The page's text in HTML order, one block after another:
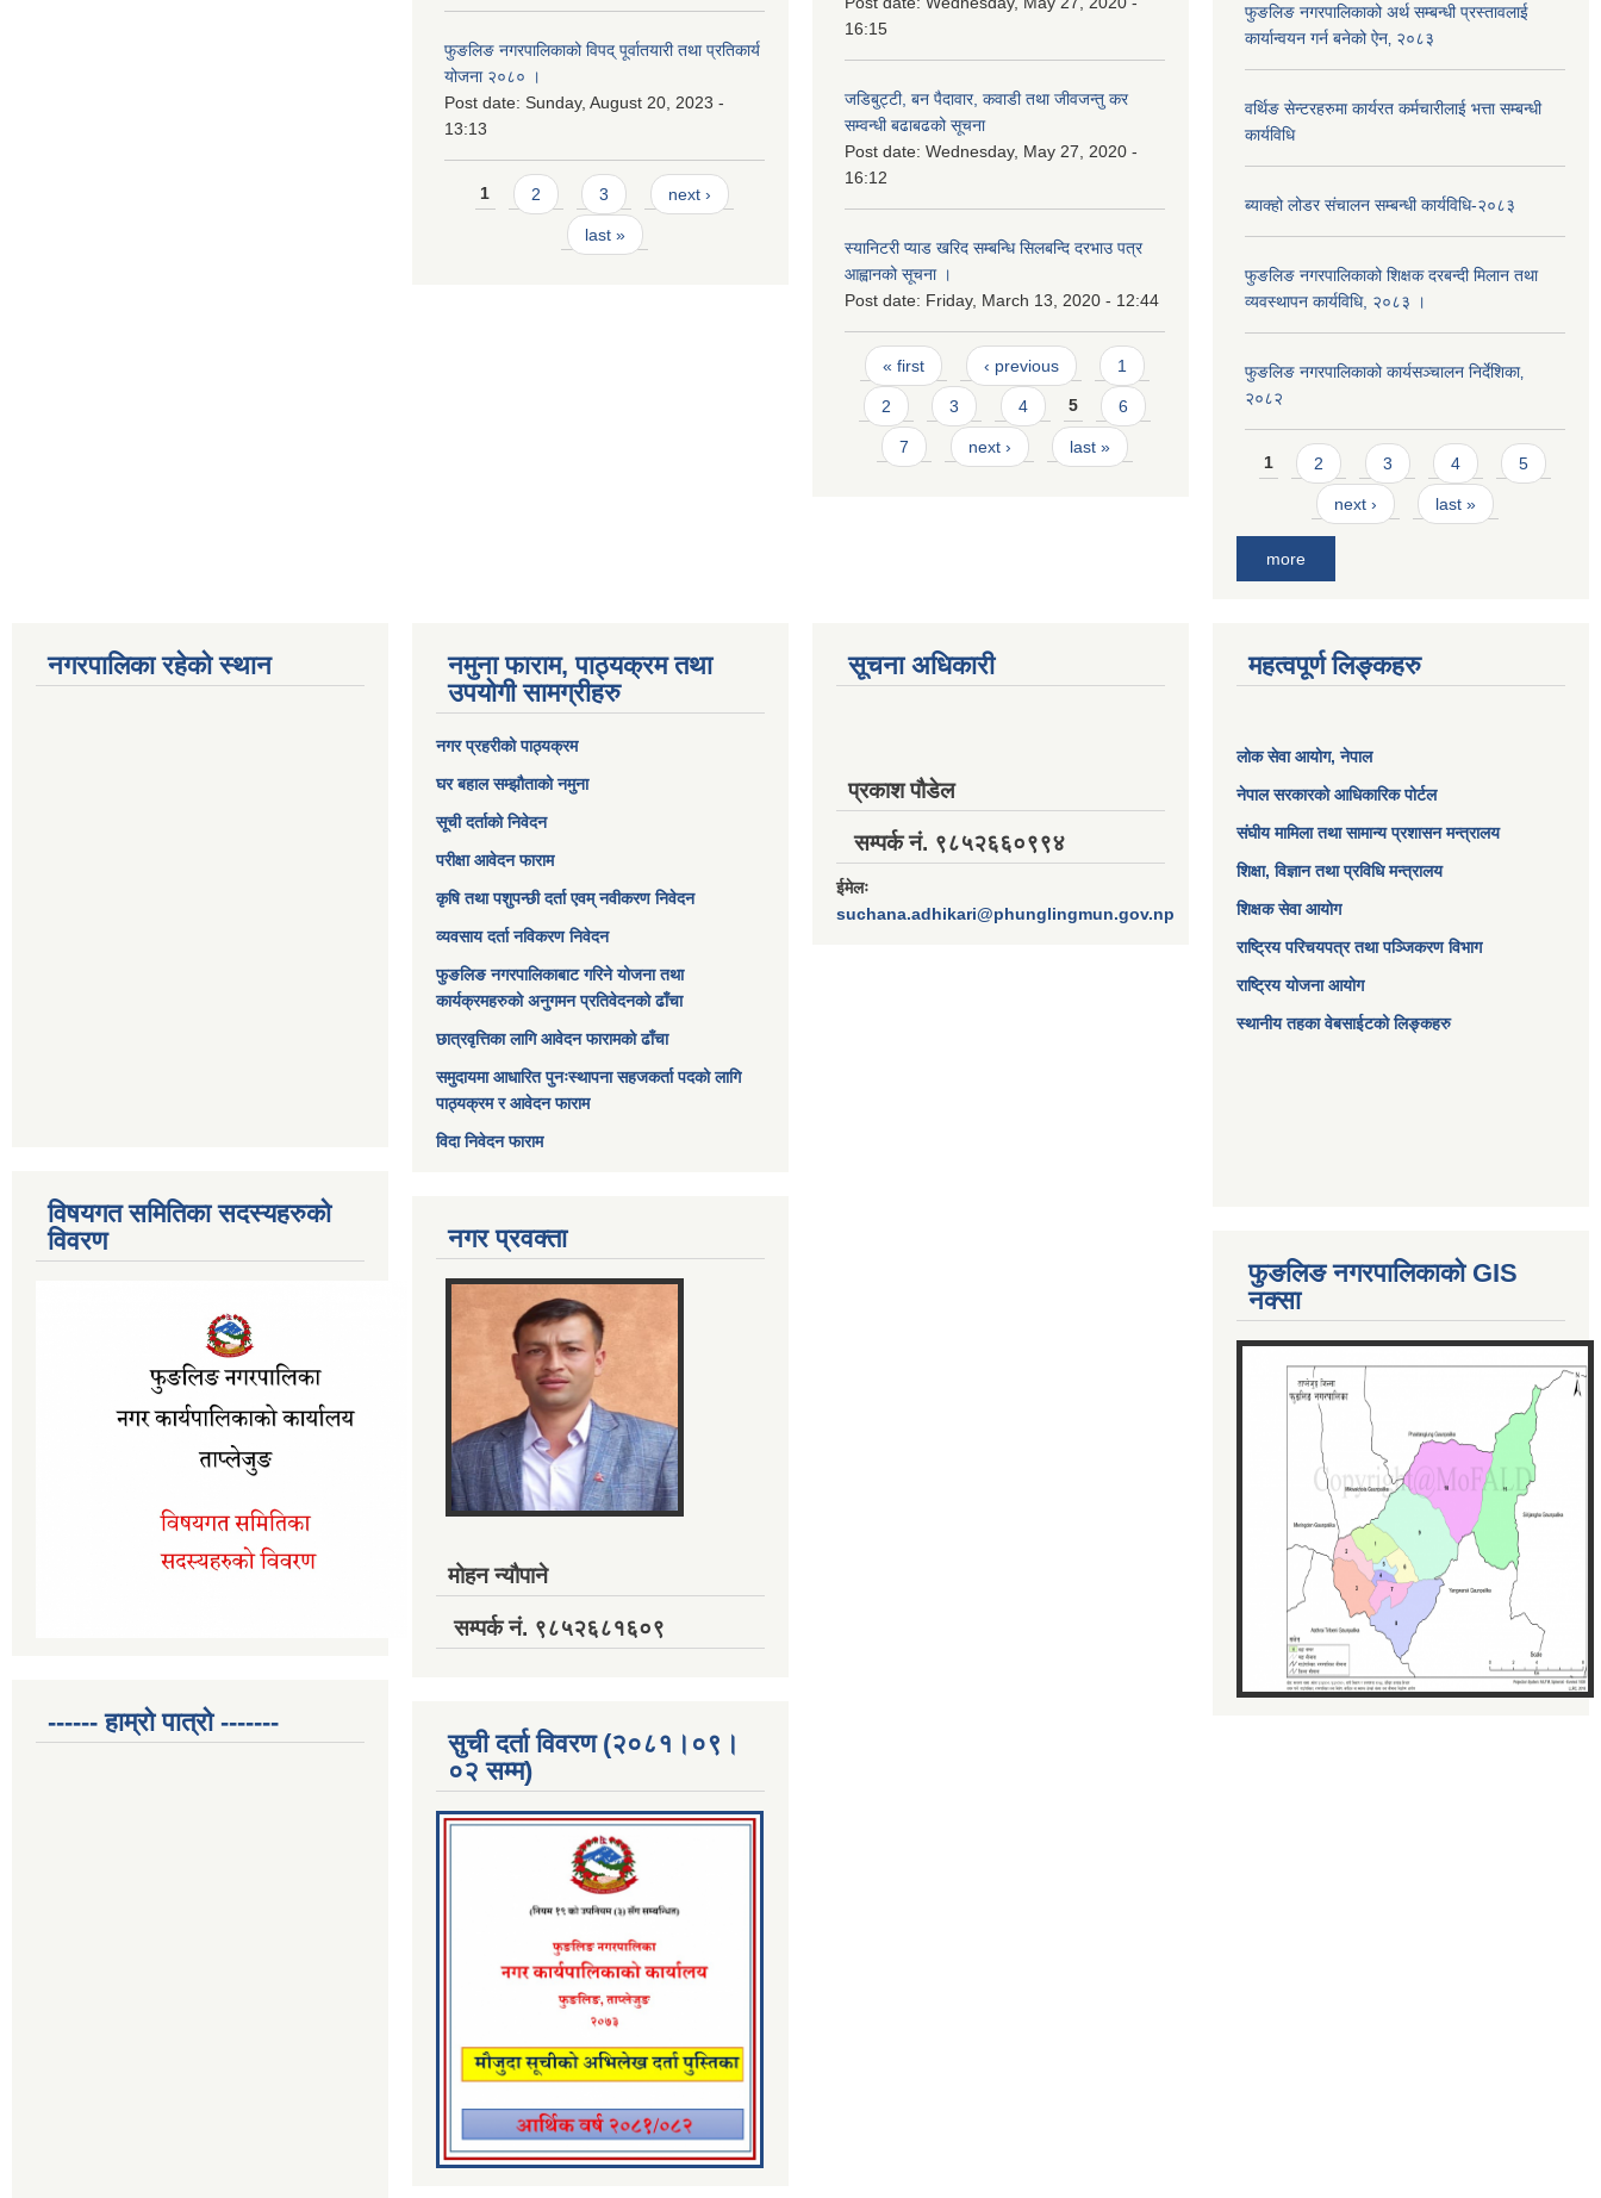
फुङलिङ नगरपालिकाको विपद् पूर्वातयारी तथा प्रतिकार्य
योजना २०८० ।
Post date: Sunday, August 20, 2023 -
13:13
Pages
1 2 3 next ›
last »
16:15
जडिबुट्टी, बन पैदावार, कवाडी तथा जीवजन्तु कर
सम्वन्धी बढाबढको सूचना
Post date: Wednesday, May 27, 2020 -
16:12
स्यानिटरी प्याड खरिद सम्बन्धि सिलबन्दि दरभाउ पत्र
आह्वानको सूचना ।
Post date: Friday, March 13, 2020 - 12:44
Pages
« first ‹ previous 1
2 3 4 5 6
7 next › last »
फुङलिङ नगरपालिकाको अर्थ सम्बन्धी प्रस्तावलाई
कार्यान्वयन गर्न बनेको ऐन‚ २०८३
वर्थिङ सेन्टरहरुमा कार्यरत कर्मचारीलाई भत्ता सम्बन्धी
कार्यविधि
ब्याक्हो लोडर संचालन सम्बन्धी कार्यविधि-२०८३
फुङलिङ नगरपालिकाको शिक्षक दरबन्दी मिलान तथा
व्यवस्थापन कार्यविधि, २०८३ ।
फुङलिङ नगरपालिकाको कार्यसञ्चालन निर्देशिका‚
२०८२
Pages
1 2 3 4 5
next › last »
more
नगरपालिका रहेको स्थान
विषयगत समितिका सदस्यहरुको
विवरण
------ हाम्रो पात्रो -------
नमुना फाराम, पाठ्यक्रम तथा
उपयोगी सामग्रीहरु
नगर प्रहरीको पाठ्यक्रम
घर बहाल सम्झौताको नमुना
सूची दर्ताको निवेदन
परीक्षा आवेदन फाराम
कृषि तथा पशुपन्छी दर्ता एवम् नवीकरण निवेदन
व्यवसाय दर्ता नविकरण निवेदन
फुङलिङ नगरपालिकाबाट गरिने योजना तथा
कार्यक्रमहरुको अनुगमन प्रतिवेदनको ढाँचा
छात्रवृत्तिका लागि आवेदन फारामको ढाँचा
समुदायमा आधारित पुनःस्थापना सहजकर्ता पदको लागि
पाठ्यक्रम र आवेदन फाराम
विदा निवेदन फाराम
नगर प्रवक्ता
मोहन न्यौपाने
सम्पर्क नं. ९८५२६८१६०९
सुची दर्ता विवरण (२०८१।०९।
०२ सम्म)
सूचना अधिकारी
प्रकाश पौडेल
सम्पर्क नं. ९८५२६६०९९४
ईमेलः
suchana.adhikari@phunglingmun.gov.np
महत्वपूर्ण लिङ्कहरु
लोक सेवा आयोग, नेपाल
नेपाल सरकारको आधिकारिक पोर्टल
संघीय मामिला तथा सामान्य प्रशासन मन्त्रालय
शिक्षा, विज्ञान तथा प्रविधि मन्त्रालय
शिक्षक सेवा आयोग
राष्ट्रिय परिचयपत्र तथा पञ्जिकरण विभाग
राष्ट्रिय योजना आयोग
स्थानीय तहका वेबसाईटको लिङ्कहरु
फुङलिङ नगरपालिकाको GIS
नक्सा